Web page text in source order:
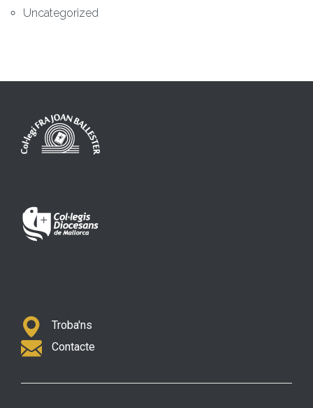
Uncategorized
Troba'ns
Contacte